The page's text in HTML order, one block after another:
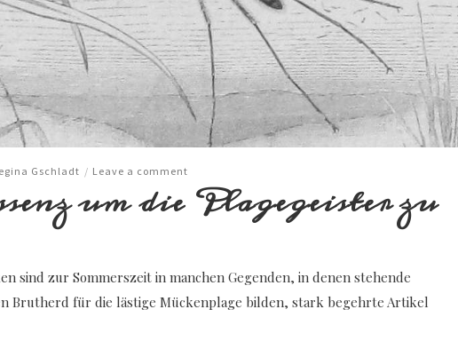
Gschladt / Leave a comment
um die Plagegeister zu
sind zur Sommerszeit in manchen Gegenden, in denen stehende
Brutherd für die lästige Mückenplage bilden, stark begehrte Artikel